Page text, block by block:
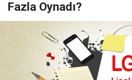
Fazla Oynadı?